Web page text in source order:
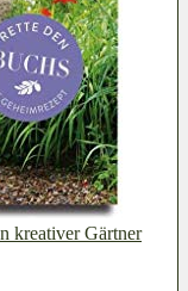
kreativer Gärtner